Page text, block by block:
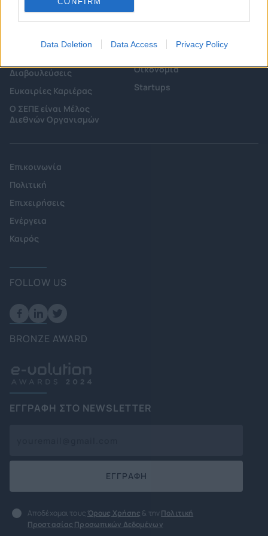
Data Deletion Data Access Privacy Policy
Επιτροπές & Ομάδες
Εκδηλώσεις
Διαβουλεύσεις
Ευκαιρίες Καριέρας
Ο ΣΕΠΕ είναι Μέλος
Διεθνών Οργανισμών
Άρθρα & Συνεντεύξεις
Οικονομία
Startups
Επικοινωνία
Πολιτική
Επιχειρήσεις
Ενέργεια
Καιρός
FOLLOW US
BRONZE AWARD
ΕΓΓΡΑΦΗ ΣΤΟ NEWSLETTER
ΕΓΓΡΑΦΗ
Αποδέχομαι τους Όρους Χρήσης & την Πολιτική
Προστασίας Προσωπικών Δεδομένων